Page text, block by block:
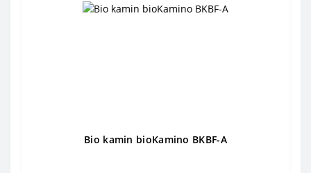
Bio kamin bioKamino BKBF-A